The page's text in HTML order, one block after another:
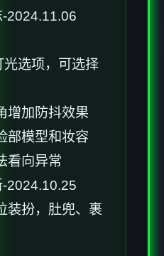
2024.11.06
选项，可选择
增加防抖效果
部模型和妆容
看向异常
2024.10.25
装扮，肚兜、裹